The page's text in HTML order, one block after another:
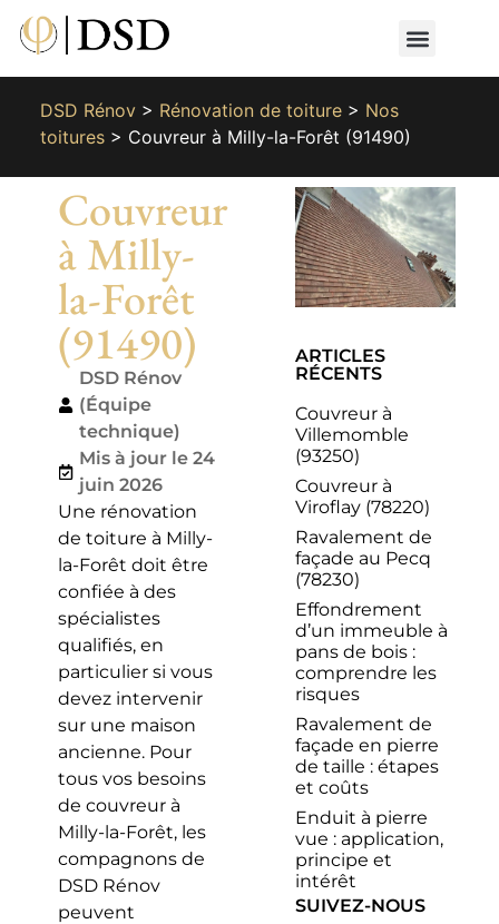
DSD Rénov> Rénovation de toiture> Nos
toitures> Couvreur à Milly-la-Forêt (91490)
Couvreur
à Milly-
la-Forêt
(91490)
DSD Rénov
(Équipe
technique)
Mis à jour le 24
juin 2026
Une rénovation
de toiture à Milly-
la-Forêt doit être
confiée à des
spécialistes
qualifiés, en
particulier si vous
devez intervenir
sur une maison
ancienne. Pour
tous vos besoins
de couvreur à
Milly-la-Forêt, les
compagnons de
DSD Rénov
peuvent
ARTICLES
RÉCENTS
Couvreur à
Villemomble
(93250)
Couvreur à
Viroflay (78220)
Ravalement de
façade au Pecq
(78230)
Effondrement
d’un immeuble à
pans de bois :
comprendre les
risques
Ravalement de
façade en pierre
de taille : étapes
et coûts
Enduit à pierre
vue : application,
principe et
intérêt
SUIVEZ-NOUS